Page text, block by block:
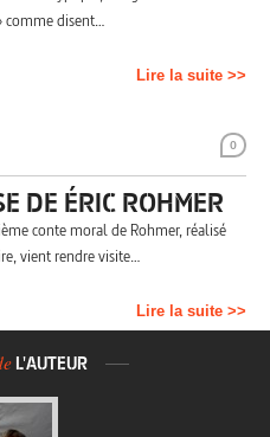
comme disent…
Lire la suite >>
0
DE ÉRIC ROHMER
conte moral de Rohmer, réalisé
vient rendre visite…
Lire la suite >>
L'AUTEUR